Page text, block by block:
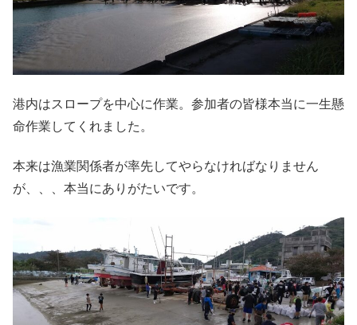
港内はスロープを中心に作業。参加者の皆様本当に一生懸
命作業してくれました。
本来は漁業関係者が率先してやらなければなりません
が、、、本当にありがたいです。